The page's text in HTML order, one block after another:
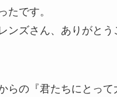
たです。
ンズさん、ありがとう
らの『君たちにとって